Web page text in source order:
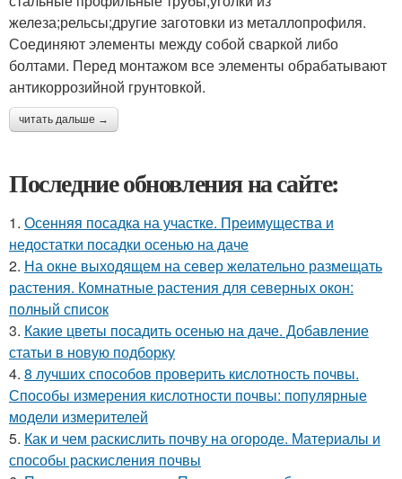
железа;рельсы;другие заготовки из металлопрофиля.
Соединяют элементы между собой сваркой либо
болтами. Перед монтажом все элементы обрабатывают
антикоррозийной грунтовкой.
читать дальше →
Последние обновления на сайте:
1. Осенняя посадка на участке. Преимущества и
недостатки посадки осенью на даче
2. На окне выходящем на север желательно размещать
растения. Комнатные растения для северных окон:
полный список
3. Какие цветы посадить осенью на даче. Добавление
статьи в новую подборку
4. 8 лучших способов проверить кислотность почвы.
Способы измерения кислотности почвы: популярные
модели измерителей
5. Как и чем раскислить почву на огороде. Материалы и
способы раскисления почвы